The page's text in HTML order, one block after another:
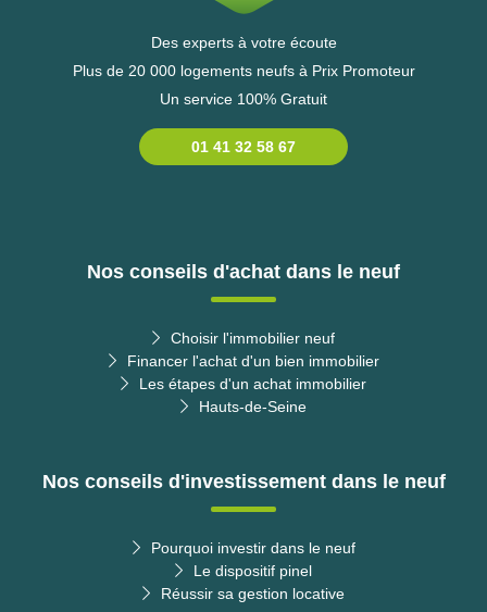
Des experts à votre écoute
Plus de 20 000 logements neufs à Prix Promoteur
Un service 100% Gratuit
01 41 32 58 67
Nos conseils d'achat dans le neuf
Choisir l'immobilier neuf
Financer l'achat d'un bien immobilier
Les étapes d'un achat immobilier
Hauts-de-Seine
Nos conseils d'investissement dans le neuf
Pourquoi investir dans le neuf
Le dispositif pinel
Réussir sa gestion locative